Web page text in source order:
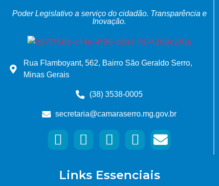
Poder Legislativo a serviço do cidadão. Transparência e
Inovação.
Rua Flamboyant, 562, Bairro São Geraldo Serro,
Minas Gerais
(38) 3538-0005
secretaria@camaraserro.mg.gov.br
Links Essenciais